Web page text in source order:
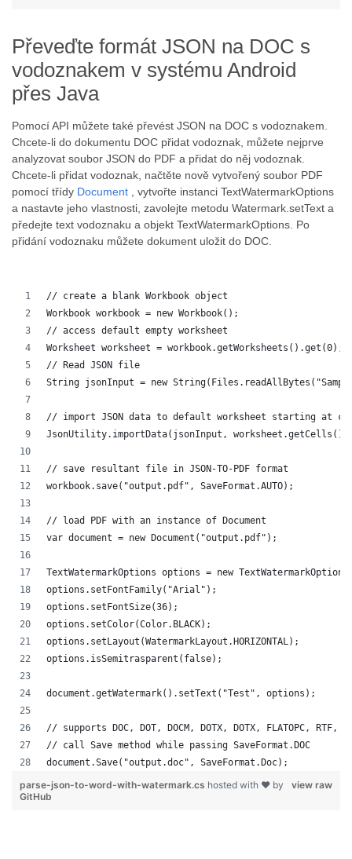
Převeďte formát JSON na DOC s
vodoznakem v systému Android
přes Java
Pomocí API můžete také převést JSON na DOC s vodoznakem.
Chcete-li do dokumentu DOC přidat vodoznak, můžete nejprve
analyzovat soubor JSON do PDF a přidat do něj vodoznak.
Chcete-li přidat vodoznak, načtěte nově vytvořený soubor PDF
pomocí třídy Document , vytvořte instanci TextWatermarkOptions
a nastavte jeho vlastnosti, zavolejte metodu Watermark.setText a
předejte text vodoznaku a objekt TextWatermarkOptions. Po
přidání vodoznaku můžete dokument uložit do DOC.
// create a blank Workbook object
Workbook workbook = new Workbook();
// access default empty worksheet
Worksheet worksheet = workbook.getWorksheets().get(0);
// Read JSON file
String jsonInput = new
// import JSON data to default worksheet starting at
JsonUtility.importData(jsonInput, worksheet.getCells(),
// save resultant file in JSON-TO-PDF format
workbook.save("output.pdf", SaveFormat.AUTO);
// load PDF with an instance of Document
var document = new Document("output.pdf");
TextWatermarkOptions options = new
options.setFontFamily("Arial");
options.setFontSize(36);
options.setColor(Color.BLACK);
options.setLayout(WatermarkLayout.HORIZONTAL);
options.isSemitrasparent(false);
document.getWatermark().setText("Test", options);
// supports DOC, DOT, DOCM, DOTX, DOTX, FLATOPC,
// call Save method while passing SaveFormat.DOC
document.Save("output.doc", SaveFormat.Doc);
view raw
parse-json-to-word-with-watermark.cs hosted with ❤ by
GitHub